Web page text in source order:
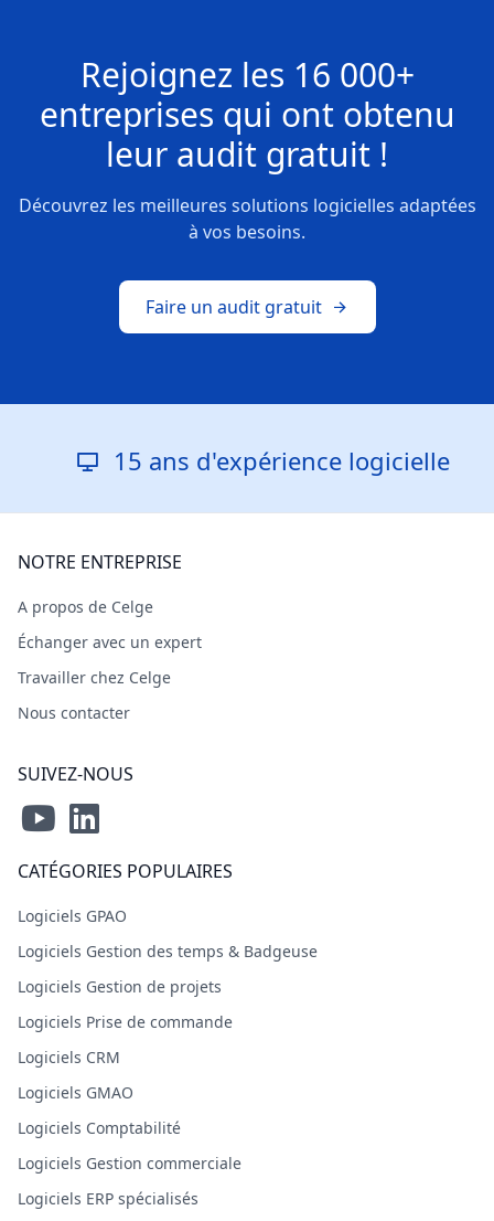
Rejoignez les 16 000+
entreprises qui ont obtenu
leur audit gratuit !
Découvrez les meilleures solutions logicielles adaptées
à vos besoins.
Faire un audit gratuit
15 ans d'expérience logicielle
NOTRE ENTREPRISE
A propos de Celge
Échanger avec un expert
Travailler chez Celge
Nous contacter
SUIVEZ-NOUS
CATÉGORIES POPULAIRES
Logiciels GPAO
Logiciels Gestion des temps & Badgeuse
Logiciels Gestion de projets
Logiciels Prise de commande
Logiciels CRM
Logiciels GMAO
Logiciels Comptabilité
Logiciels Gestion commerciale
Logiciels ERP spécialisés